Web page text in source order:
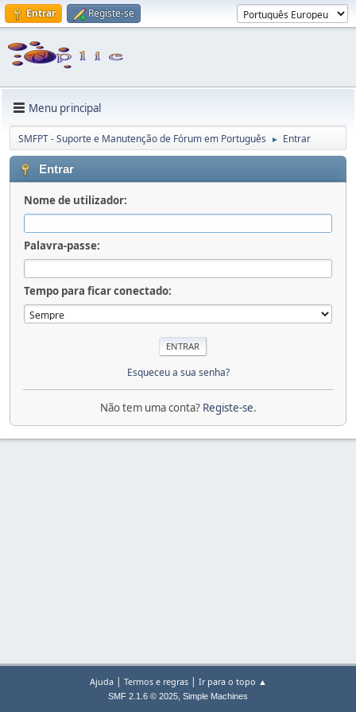
Entrar Registe-se
Menu principal
SMFPT - Suporte e Manutenção de Fórum em Português ► Entrar
Entrar
Nome de utilizador:
Palavra-passe:
Tempo para ficar conectado:
Esqueceu a sua senha?
Não tem uma conta? Registe-se.
Ajuda| Termos e regras| Ir para o topo ▲
SMF 2.1.6 © 2025, Simple Machines